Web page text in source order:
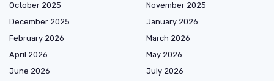
October 2025
November 2025
December 2025
January 2026
February 2026
March 2026
April 2026
May 2026
June 2026
July 2026